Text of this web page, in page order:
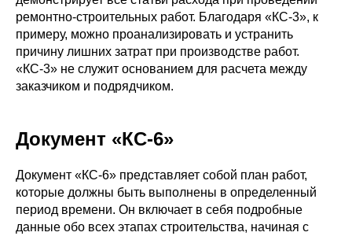
ремонтно-строительных работ. Благодаря «КС-3», к
примеру, можно проанализировать и устранить
причину лишних затрат при производстве работ.
«КС-3» не служит основанием для расчета между
заказчиком и подрядчиком.
Документ «КС-6»
Документ «КС-6» представляет собой план работ,
которые должны быть выполнены в определенный
период времени. Он включает в себя подробные
данные обо всех этапах строительства, начиная с